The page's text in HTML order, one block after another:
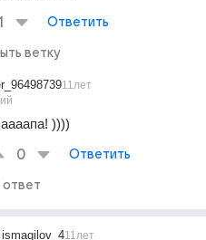
1 Ответить
ветку
11лет
))))
0 Ответить
ответ
11лет